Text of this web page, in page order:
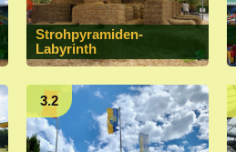
Strohpyramiden-
Labyrinth
3.2